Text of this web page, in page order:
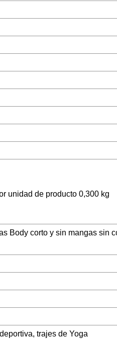
unidad de producto 0,300 kg
Body corto y sin mangas sin
trajes de Yoga